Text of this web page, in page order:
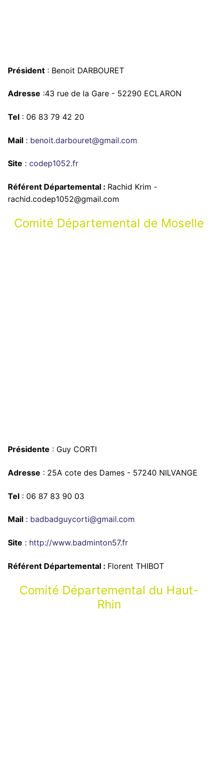
Président : Benoit DARBOURET
Adresse :43 rue de la Gare - 52290 ECLARON
Tel : 06 83 79 42 20
Mail : benoit.darbouret@gmail.com
Site : codep1052.fr
Référent Départemental : Rachid Krim -
rachid.codep1052@gmail.com
Comité Départemental de Moselle
Présidente : Guy CORTI
Adresse : 25A cote des Dames - 57240 NILVANGE
Tel : 06 87 83 90 03
Mail : badbadguycorti@gmail.com
Site : http://www.badminton57.fr
Référent Départemental : Florent THIBOT
Comité Départemental du Haut-
Rhin